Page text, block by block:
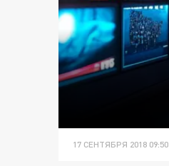
17 СЕНТЯБРЯ 2018 09:50